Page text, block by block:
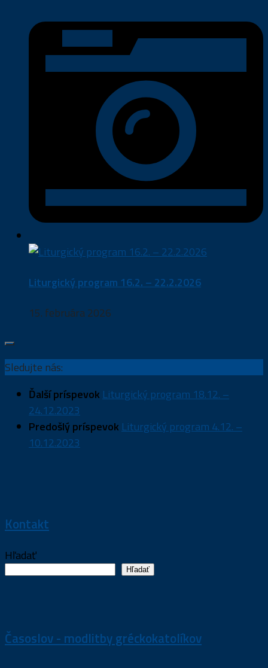
Liturgický program 16.2. – 22.2.2026
15. februára 2026
Sledujte nás:
Ďalší príspevok Liturgický program 18.12. –
24.12.2023
Predošlý príspevok Liturgický program 4.12. –
10.12.2023
Kontakt
Hľadať
Hľadať
Časoslov - modlitby gréckokatolíkov